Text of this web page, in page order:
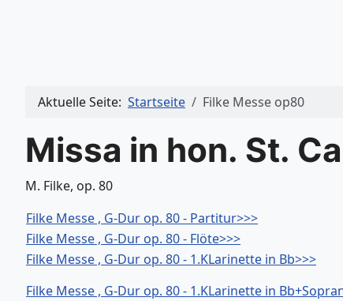
Aktuelle Seite: Startseite Filke Messe op80
Missa in hon. St.
M. Filke, op. 80
Filke Messe , G-Dur op. 80 - Partitur>>>
Filke Messe , G-Dur op. 80 - Flöte>>>
Filke Messe , G-Dur op. 80 - 1.KLarinette in Bb>>>
Filke Messe , G-Dur op. 80 - 1.KLarinette in